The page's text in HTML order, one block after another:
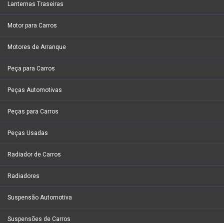
Lanternas Traseiras
Motor para Carros
Motores de Arranque
Peça para Carros
Peças Automotivas
Peças para Carros
Peças Usadas
Radiador de Carros
Radiadores
Suspensão Automotiva
Suspensões de Carros